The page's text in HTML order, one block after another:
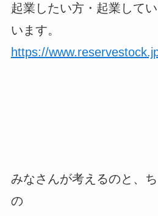
起業したい方・起業して
います。
https://
みなさんが考えるのと、
の